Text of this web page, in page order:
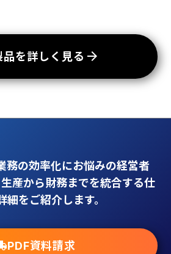
品を詳しく見る arrow_forward
務の効率化にお悩みの経営者
産から財務までを統合する仕
細をご紹介します。
PDF資料請求